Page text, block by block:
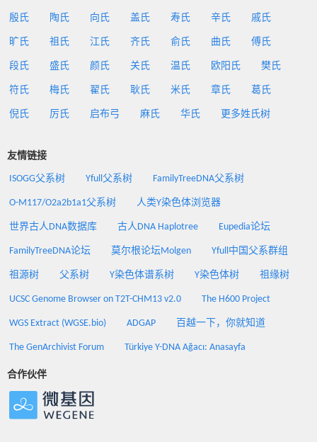
殷氏 陶氏 向氏 盖氏 寿氏 辛氏 戚氏
旷氏 祖氏 江氏 齐氏 俞氏 曲氏 傅氏
段氏 盛氏 颜氏 关氏 温氏 欧阳氏 樊氏
符氏 梅氏 翟氏 耿氏 米氏 章氏 葛氏
倪氏 厉氏 启布弓 麻氏 华氏 更多姓氏树
友情链接
ISOGG父系树 Yfull父系树 FamilyTreeDNA父系树
O-M117/O2a2b1a1父系树 人类Y染色体浏览器
世界古人DNA数据库 古人DNA Haplotree Eupedia论坛
FamilyTreeDNA论坛 莫尔根论坛Molgen Yfull中国父系群组
祖源树 父系树 Y染色体谱系树 Y染色体树 祖缘树
UCSC Genome Browser on T2T-CHM13 v2.0 The H600 Project
WGS Extract (WGSE.bio) ADGAP 百越一下，你就知道
The GenArchivist Forum Türkiye Y-DNA Ağacı: Anasayfa
合作伙伴